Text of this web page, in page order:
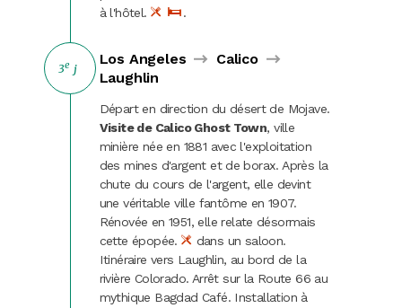
à l'hôtel.
.
3e j
Los Angeles
Calico
Laughlin
Départ en direction du désert de Mojave.
Visite de Calico Ghost Town, ville
minière née en 1881 avec l'exploitation
des mines d'argent et de borax. Après la
chute du cours de l'argent, elle devint
une véritable ville fantôme en 1907.
Rénovée en 1951, elle relate désormais
cette épopée.
dans un saloon.
Itinéraire vers Laughlin, au bord de la
rivière Colorado. Arrêt sur la Route 66 au
mythique Bagdad Café. Installation à